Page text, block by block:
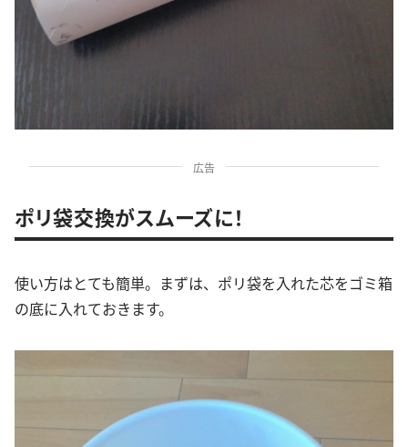
広告
ポリ袋交換がスムーズに！
使い方はとても簡単。まずは、ポリ袋を入れた芯をゴミ箱
の底に入れておきます。